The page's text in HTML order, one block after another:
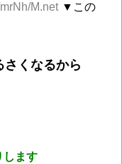
M.net ▼この
くなるから
します